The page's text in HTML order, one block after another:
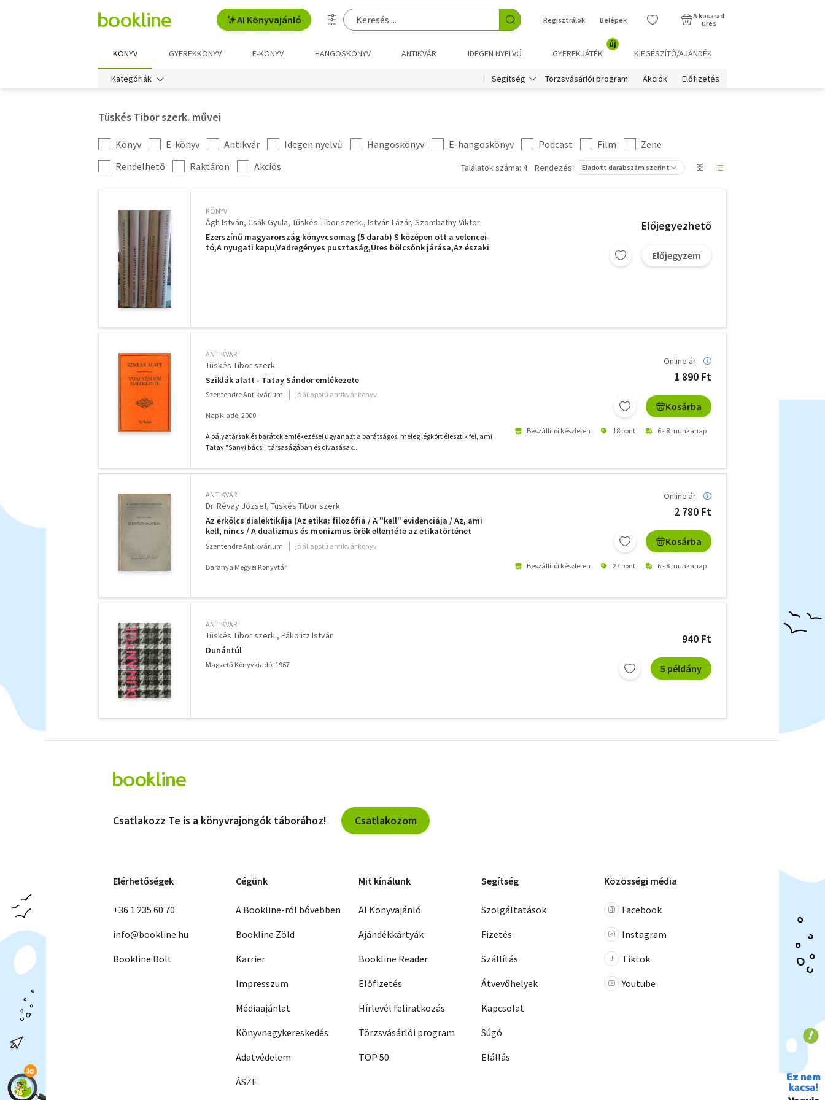
AI Könyvajánló Regisztrálok Belépek
A kosarad
üres
KÖNYV GYEREKKÖNYV E-KÖNYV HANGOSKÖNYV ANTIKVÁR IDEGEN NYELVŰ GYEREKJÁTÉK
új
KIEGÉSZÍTŐ/AJÁNDÉK
Kategóriák Segítség Törzsvásárlói program Akciók Előfizetés
Tüskés Tibor szerk. művei
Kategória
szűrés
Könyv E-könyv Antikvár Idegen nyelvű Hangoskönyv E-hangoskönyv Podcast Film
Zene
További
szűrők
Rendelhető Raktáron Akciós Találatok száma: 4 Rendezés: Eladott darabszám szerint
KÖNYV
Ágh István Csák Gyula Tüskés Tibor szerk. István Lázár Szombathy Viktor:
Ezerszínű magyarország könyvcsomag (5 darab) S középen ott a velencei-
tó,A nyugati kapu,Vadregényes pusztaság,Üres bölcsőnk járása,Az északi
Előjegyezhető
Előjegyzem
ANTIKVÁR
Tüskés Tibor szerk.
Sziklák alatt - Tatay Sándor emlékezete
Szentendre Antikvárium jó állapotú antikvár könyv
Nap Kiadó, 2000
A pályatársak és barátok emlékezései ugyanazt a barátságos, meleg légkört élesztik fel, ami
Tatay "Sanyi bácsi" társaságában és olvasásak...
Online ár:
1 890 Ft
Kosárba
Beszállítói készleten 18 pont 6 - 8 munkanap
ANTIKVÁR
Dr. Révay József Tüskés Tibor szerk.
Az erkölcs dialektikája (Az etika: filozófia / A "kell" evidenciája / Az, ami
kell, nincs / A dualizmus és monizmus örök ellentéte az etikatörténet
tükrében /Kísérlet a kell tartalmának kifejtésére / A monizmus
tartalmának kibontakozása.)
Szentendre Antikvárium jó állapotú antikvár könyv
Baranya Megyei Könyvtár
Online ár:
2 780 Ft
Kosárba
Beszállítói készleten 27 pont 6 - 8 munkanap
ANTIKVÁR
Tüskés Tibor szerk. Pákolitz István
Dunántúl
Magvető Könyvkiadó, 1967
940 Ft
5 példány
szűrők
Csatlakozz Te is a könyvrajongók táborához! Csatlakozom
Elérhetőségek
+36 1 235 60 70
info@bookline.hu
Bookline Bolt
Cégünk
A Bookline-ról bővebben
Bookline Zöld
Karrier
Impresszum
Médiaajánlat
Könyvnagykereskedés
Adatvédelem
ÁSZF
Mit kínálunk
AI Könyvajánló
Ajándékkártyák
Bookline Reader
Előfizetés
Hírlevél feliratkozás
Törzsvásárlói program
TOP 50
Segítség
Szolgáltatások
Fizetés
Szállítás
Átvevőhelyek
Kapcsolat
Súgó
Elállás
Közösségi média
Facebook
Instagram
Tiktok
Youtube